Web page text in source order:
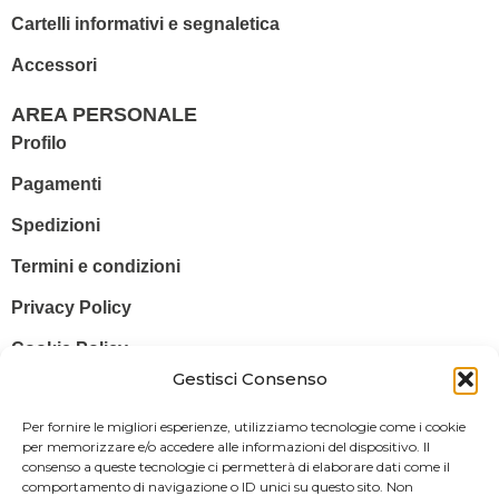
Gestisci Consenso
Per fornire le migliori esperienze, utilizziamo tecnologie come i cookie
per memorizzare e/o accedere alle informazioni del dispositivo. Il
consenso a queste tecnologie ci permetterà di elaborare dati come il
comportamento di navigazione o ID unici su questo sito. Non
Cartelli informativi e segnaletica
Accessori
AREA PERSONALE
Profilo
Pagamenti
Spedizioni
Termini e condizioni
Privacy Policy
Cookie Policy
Legale: Via Silvio Pellico, 43 97015 MODICA (RG) – P. IVA: IT
01470350883